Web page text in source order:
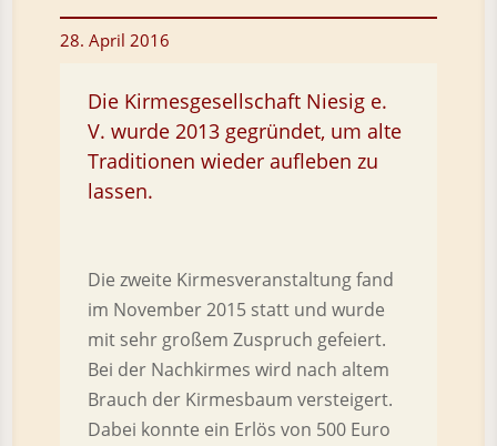
28. April 2016
Die Kirmesgesellschaft Niesig e.
V. wurde 2013 gegründet, um alte
Traditionen wieder aufleben zu
lassen.
Die zweite Kirmesveranstaltung fand
im November 2015 statt und wurde
mit sehr großem Zuspruch gefeiert.
Bei der Nachkirmes wird nach altem
Brauch der Kirmesbaum versteigert.
Dabei konnte ein Erlös von 500 Euro